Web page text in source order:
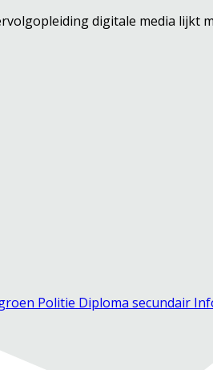
digitale media
Politie Diploma secundair